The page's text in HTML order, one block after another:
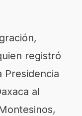
registró
Presidencia
al